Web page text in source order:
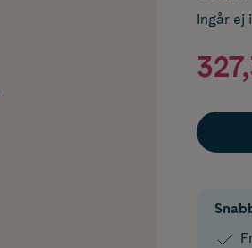
Ingår ej